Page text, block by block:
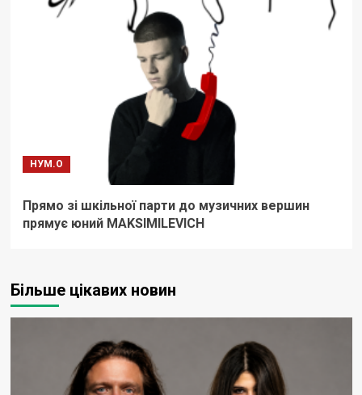
НУМ.О
Прямо зі шкільної парти до музичних вершин
прямує юний MAKSIMILEVICH
Більше цікавих новин